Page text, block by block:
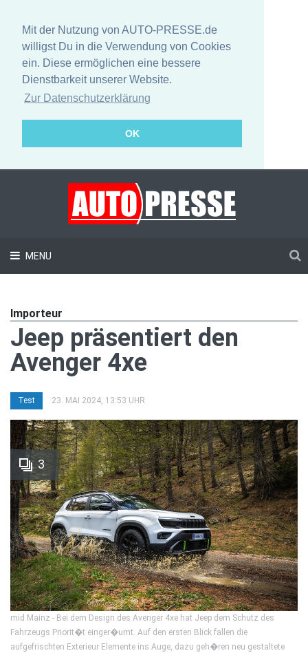
Mit der Nutzung von AUTO-PRESSE.de
willigst Du in die Verwendung von Cookies
ein. Diese ermöglichen eine bessere
Dienstbarkeit unserer Website.
Zur Datenschutzerklärung
OK
MENU
Importeur
Jeep präsentiert den
Avenger 4xe
Test 23. MAI 2024, 13:53 UHR
3
mid Mainz - Bei dem Design des Avenger 4xe hat Jeep dem Schutz des
Fahrzeugs Priorit�t einger�umt. Auf den ersten Blick fallen die
aufgefrischten Exterieur Elemente ins Auge, dazu geh�ren neu gestaltete